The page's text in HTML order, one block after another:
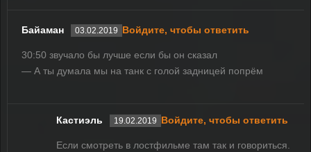
Байаман 03.02.2019 Войдите, чтобы ответить
30:50 звучало бы лучше если бы он сказал
— А ты думала мы на танк с голой задницей попрём
Кастиэль 19.02.2019 Войдите, чтобы ответить
Если смотреть в лостфильме там так и говориться.